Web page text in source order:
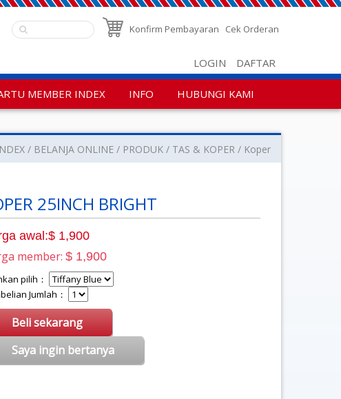
Konfirm Pembayaran Cek Orderan
LOGIN DAFTAR
MEMBER INDEX INFO HUBUNGI KAMI
BELANJA ONLINE PRODUK TAS & KOPER Koper
25INCH BRIGHT
awal:$ 1,900
member:$ 1,900
pilih：
Jumlah：
Beli sekarang
Saya ingin bertanya